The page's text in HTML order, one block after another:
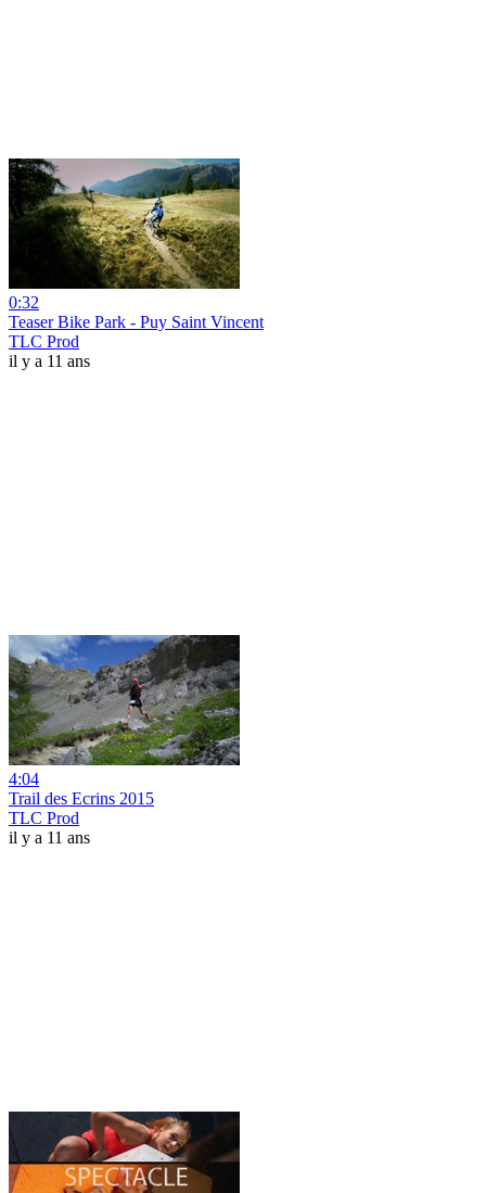
0:32
Teaser Bike Park - Puy Saint Vincent
TLC Prod
il y a 11 ans
4:04
Trail des Ecrins 2015
TLC Prod
il y a 11 ans